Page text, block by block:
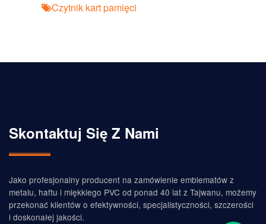
Czytnik kart pamięci
Skontaktuj Się Z Nami
Jako profesjonalny producent na zamówienie emblematów z
metalu, haftu i miękkiego PVC od ponad 40 lat z Tajwanu, możemy
przekonać klientów o efektywności, specjalistyczności, szczerości
i doskonałej jakości.